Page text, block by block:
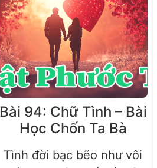
Bài 94: Chữ Tình – Bài
Học Chốn Ta Bà
Tình đời bạc bẽo như vôi